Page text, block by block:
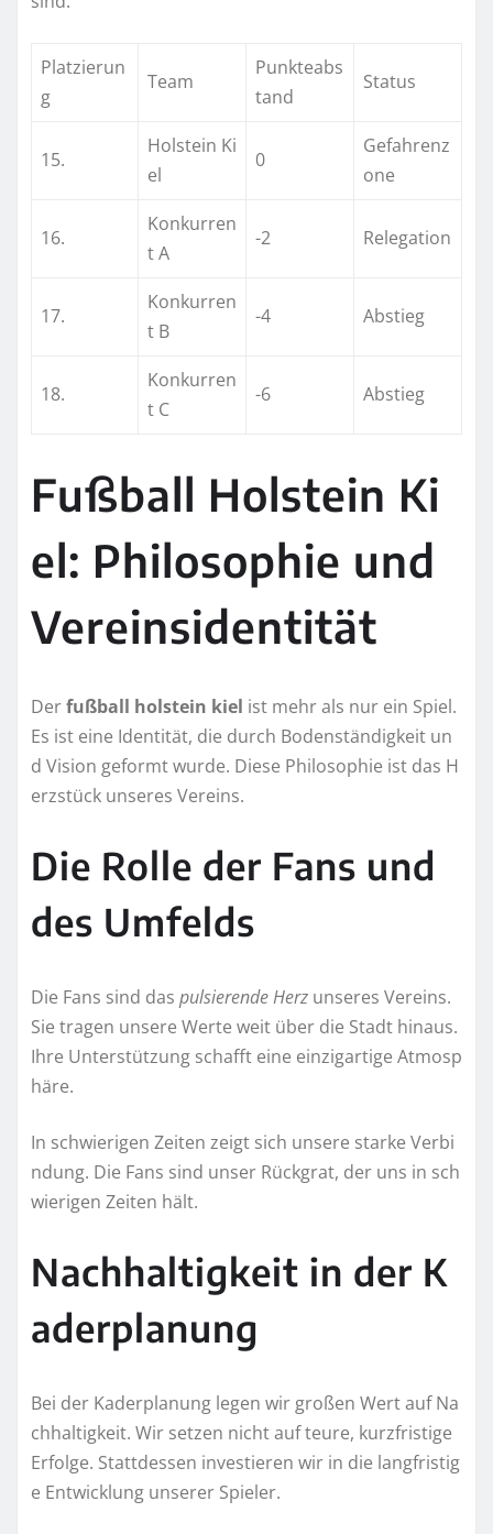
Platzierun
g
Team
Punkteabs
tand
Status
15.
Holstein Ki
el
0
Gefahrenz
one
16.
Konkurren
t A
-2 Relegation
17.
Konkurren
t B
-4 Abstieg
18.
Konkurren
t C
-6 Abstieg
Fußball Holstein Ki
el: Philosophie und
Vereinsidentität
Derfußball holstein kiel ist mehr als nur ein Spiel.
Es ist eine Identität, die durch Bodenständigkeit un
d Vision geformt wurde. Diese Philosophie ist das H
erzstück unseres Vereins.
Die Rolle der Fans und
des Umfelds
Die Fans sind das pulsierende Herz unseres Vereins.
Sie tragen unsere Werte weit über die Stadt hinaus.
Ihre Unterstützung schafft eine einzigartige Atmosp
häre.
In schwierigen Zeiten zeigt sich unsere starke Verbi
ndung. Die Fans sind unser Rückgrat, der uns in sch
wierigen Zeiten hält.
Nachhaltigkeit in der K
aderplanung
Bei der Kaderplanung legen wir großen Wert auf Na
chhaltigkeit. Wir setzen nicht auf teure, kurzfristige
Erfolge. Stattdessen investieren wir in die langfristig
e Entwicklung unserer Spieler.